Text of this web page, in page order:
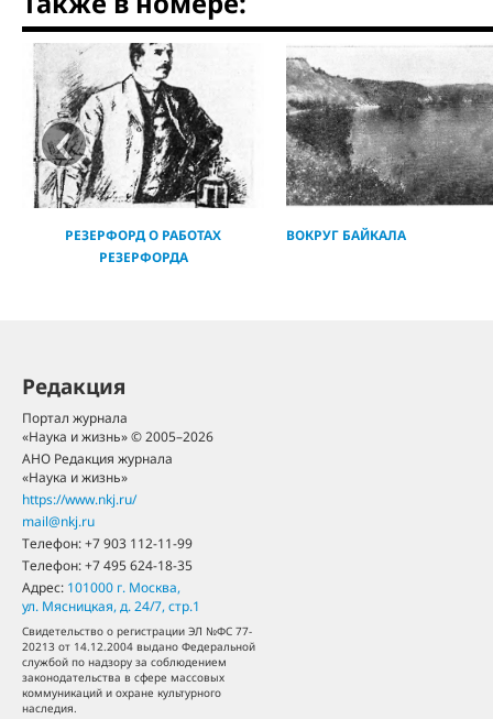
РЕЗЕРФОРД О РАБОТАХ
РЕЗЕРФОРДА
ВОКРУГ БАЙКАЛА
‹
Редакция
Портал журнала
«Наука и жизнь» © 2005–2026
АНО Редакция журнала
«Наука и жизнь»
https://www.nkj.ru/
mail@nkj.ru
Телефон:+7 903 112-11-99
Телефон:+7 495 624-18-35
Адрес: 101000 г. Москва,
ул. Мясницкая, д. 24/7, стр.1
Свидетельство о регистрации ЭЛ №ФС 77-
20213 от 14.12.2004 выдано Федеральной
службой по надзору за соблюдением
законодательства в сфере массовых
коммуникаций и охране культурного
наследия.